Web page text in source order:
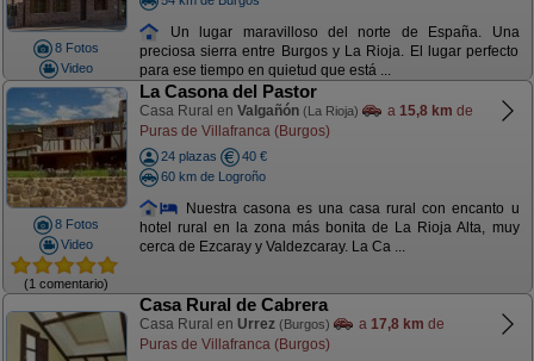
8 Fotos
Video
Un lugar maravilloso del norte de España. Una
preciosa sierra entre Burgos y La Rioja. El lugar perfecto
para ese tiempo en quietud que está ...
8 Fotos
Video
(1 comentario)
La Casona del Pastor
Casa Rural en Valgañón (La Rioja) a 15,8 km de
Puras de Villafranca (Burgos)
24 plazas
40 €
60 km de Logroño
Nuestra casona es una casa rural con encanto u
hotel rural en la zona más bonita de La Rioja Alta, muy
cerca de Ezcaray y Valdezcaray. La Ca ...
Casa Rural de Cabrera
Casa Rural en Urrez (Burgos) a 17,8 km de
Puras de Villafranca (Burgos)